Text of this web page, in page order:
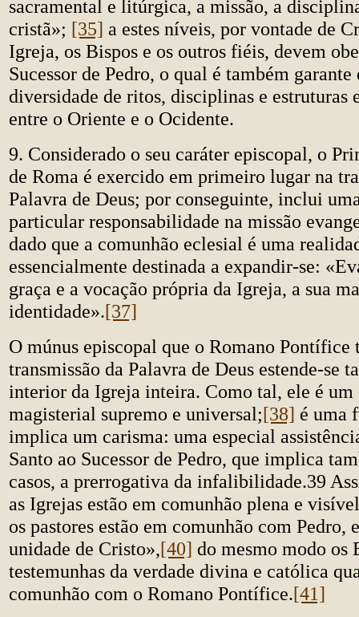
sacramental e litúrgica, a missão, a
cristã»; [35] a estes níveis, por vontade de
Igreja, os Bispos e os outros fiéis, devem
Sucessor de Pedro, o qual é também
diversidade de ritos, disciplinas e estruturas
entre o Oriente e o Ocidente.
9. Considerado o seu caráter episcopal, o
de Roma é exercido em primeiro lugar na
Palavra de Deus; por conseguinte, inclui
particular responsabilidade na missão
dado que a comunhão eclesial é uma
essencialmente destinada a expandir-se:
graça e a vocação própria da Igreja, a sua
identidade».[37]
O múnus episcopal que o Romano Pontífice
transmissão da Palavra de Deus estende-se
interior da Igreja inteira. Como tal, ele é
magisterial supremo e universal;[38] é uma
implica um carisma: uma especial
Santo ao Sucessor de Pedro, que implica
casos, a prerrogativa da infalibilidade.39
as Igrejas estão em comunhão plena e
os pastores estão em comunhão com Pedro,
unidade de Cristo»,[40] do mesmo modo os
testemunhas da verdade divina e católica
comunhão com o Romano Pontífice.[41]